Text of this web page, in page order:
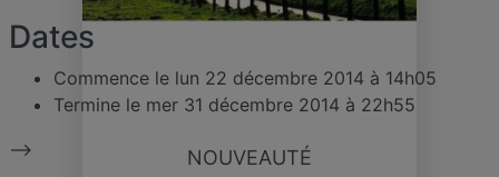
NOUVEAUTÉ
Dates
Commence le lun 22 décembre 2014 à 14h05
Termine le mer 31 décembre 2014 à 22h55
-->